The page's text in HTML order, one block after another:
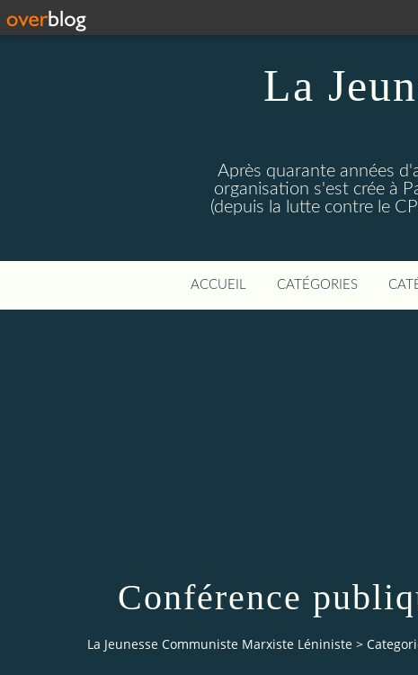
La
Après quarante années
organisation s'est crée à
(depuis la lutte contre le
ACCUEIL CATÉGORIES
Conférence
La Jeunesse Communiste Marxiste Léniniste >